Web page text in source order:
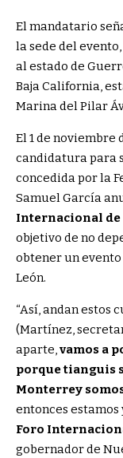
El mandatario
la sede del
al estado de
Baja California,
Marina del Pilar
El 1 de noviembre
candidatura para
concedida por la
Samuel García
Internacional
objetivo de no
obtener un
León.
“Así, andan estos
(Martínez,
aparte,vamos a
porque tianguis
Monterrey
entonces
Foro
gobernador de